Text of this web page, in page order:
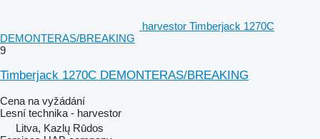
harvestor Timberjack 1270C
DEMONTERAS/BREAKING
9
Timberjack 1270C DEMONTERAS/BREAKING
Cena na vyžádání
Lesní technika - harvestor
Litva, Kazlų Rūdos